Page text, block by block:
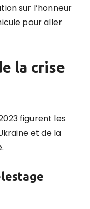
sur l’honneur
pour aller
la crise
figurent les
et de la